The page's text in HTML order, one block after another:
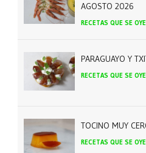
AGOSTO 2026
RECETAS QUE SE
PARAGUAYO Y
RECETAS QUE SE
TOCINO MUY
RECETAS QUE SE